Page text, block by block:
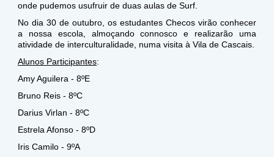
onde pudemos usufruir de duas aulas de Surf.
No dia 30 de outubro, os estudantes Checos virão conhecer
a nossa escola, almoçando connosco e realizarão uma
atividade de interculturalidade, numa visita à Vila de Cascais.
Alunos Participantes:
Amy Aguilera - 8ºE
Bruno Reis - 8ºC
Darius Virlan - 8ºC
Estrela Afonso - 8ºD
Iris Camilo - 9ºA